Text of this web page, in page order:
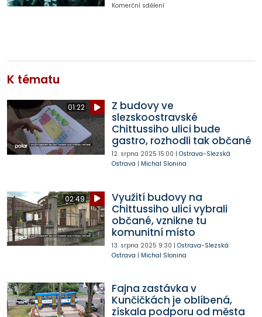
Komerční sdělení
K tématu
01:22
Z budovy ve
slezskoostravské
Chittussiho ulici bude
gastro, rozhodli tak občané
12. srpna 2025 15:00 | Ostrava-Slezská
Ostrava | Michal Slonina
02:49
Využití budovy na
Chittussiho ulici vybrali
občané, vznikne tu
komunitní místo
13. srpna 2025 9:30 | Ostrava-Slezská
Ostrava | Michal Slonina
Fajna zastávka v
Kunčičkách je oblíbená,
získala podporu od města